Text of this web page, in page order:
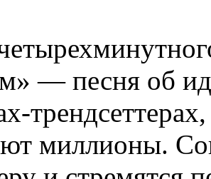
— песня об
миллионы.